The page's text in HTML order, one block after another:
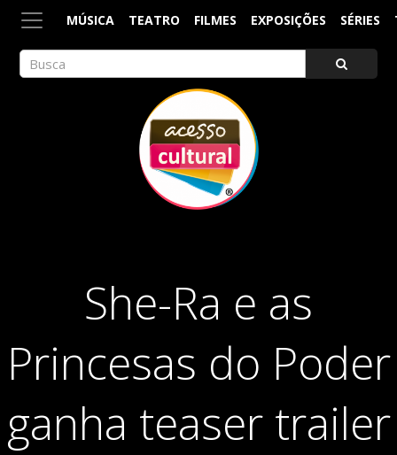
MÚSICA TEATRO FILMES EXPOSIÇÕES SÉRIES
She-Ra e as
Princesas do Poder
ganha teaser trailer